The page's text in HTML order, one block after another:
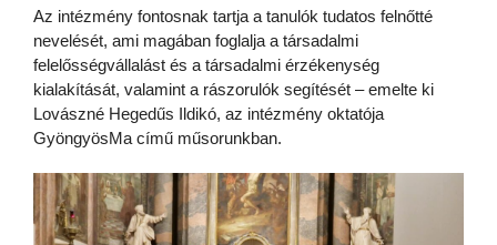
Az intézmény fontosnak tartja a tanulók tudatos felnőtté
nevelését, ami magában foglalja a társadalmi
felelősségvállalást és a társadalmi érzékenység
kialakítását, valamint a rászorulók segítését – emelte ki
Lovászné Hegedűs Ildikó, az intézmény oktatója
GyöngyösMa című műsorunkban.